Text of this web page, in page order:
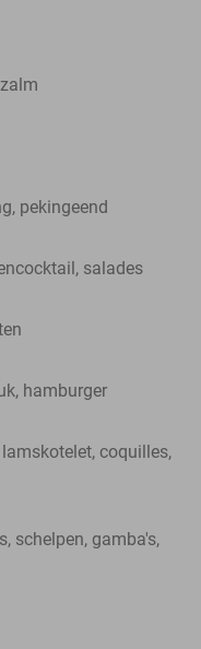
pekingeend
salades
hamburger
coquilles,
schelpen, gamba's,